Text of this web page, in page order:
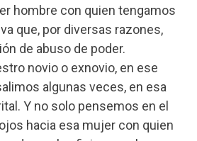
hombre con quien tengamos
que, por diversas razones,
de abuso de poder.
novio o exnovio, en ese
algunas veces, en esa
Y no solo pensemos en el
hacia esa mujer con quien